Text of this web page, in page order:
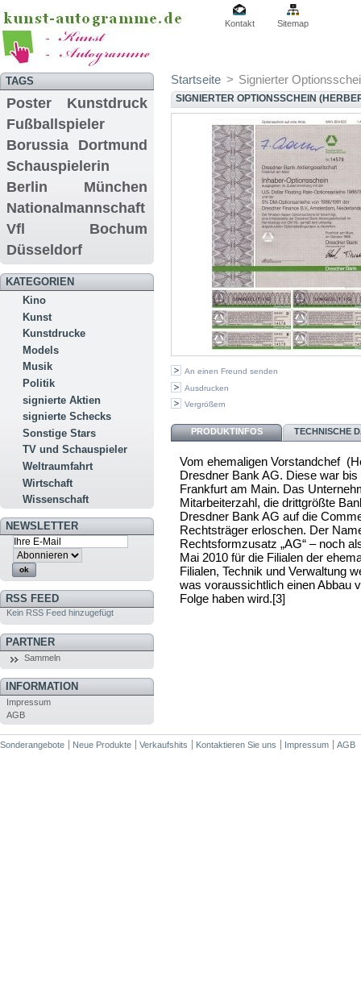
Kontakt Sitemap
TAGS
Poster
Kunstdruck
Fußballspieler
Borussia Dortmund
Schauspielerin
Berlin
München
Nationalmannschaft
Vfl Bochum
Düsseldorf
KATEGORIEN
Kino
Kunst
Kunstdrucke
Models
Musik
Politik
signierte Aktien
signierte Schecks
Sonstige Stars
TV und Schauspieler
Weltraumfahrt
Wirtschaft
Wissenschaft
NEWSLETTER
RSS FEED
Kein RSS Feed hinzugefügt
PARTNER
Sammeln
INFORMATION
Impressum
AGB
Startseite > Signierter
SIGNIERTER OPTIONSSCHEIN
An einen Freund senden
Ausdrucken
Vergrößern
PRODUKTINFOS TECHNISCHE
Vom ehemaligen Vorstandchef
Dresdner Bank AG. Diese war
Frankfurt am Main. Das
Mitarbeiterzahl, die drittgrößte
Dresdner Bank AG auf die
Rechtsträger erloschen. Der
Rechtsformzusatz „AG“ – noch
Mai 2010 für die Filialen der
Filialen, Technik und Verwaltung
was voraussichtlich einen Abbau
Folge haben wird.[3]
Sonderangebote Neue Produkte Verkaufshits Kontaktieren Sie uns Impressum AGB